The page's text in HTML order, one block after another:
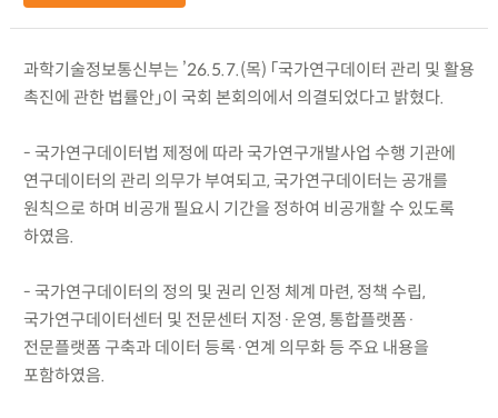
과학기술정보통신부는 ’26.5.7.(목) 「국가연구데이터 관리 및 활용
촉진에 관한 법률안」이 국회 본회의에서 의결되었다고 밝혔다.
- 국가연구데이터법 제정에 따라 국가연구개발사업 수행 기관에
연구데이터의 관리 의무가 부여되고, 국가연구데이터는 공개를
원칙으로 하며 비공개 필요시 기간을 정하여 비공개할 수 있도록
하였음.
- 국가연구데이터의 정의 및 권리 인정 체계 마련, 정책 수립,
국가연구데이터센터 및 전문센터 지정·운영, 통합플랫폼·
전문플랫폼 구축과 데이터 등록·연계 의무화 등 주요 내용을
포함하였음.